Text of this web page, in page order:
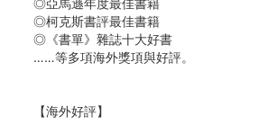
◎亞馬遜年度最佳書籍
◎柯克斯書評最佳書籍
◎《書單》雜誌十大好書
……等多項海外獎項與好評。
【海外好評】